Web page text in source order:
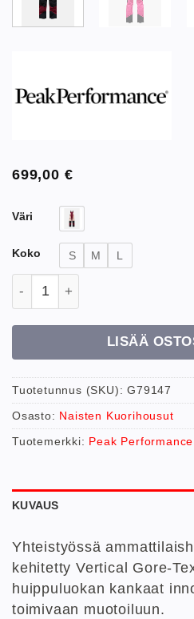
699,00 €
Väri
Koko S M L
LISÄÄ
Tuotetunnus (SKU):G79147
Osasto: Naisten Kuorihousut
Tuotemerkki: Peak Performance
KUVAUS
Yhteistyössä
kehitetty Vertical Gore-
huippuluokan kankaat
toimivaan muotoiluun.